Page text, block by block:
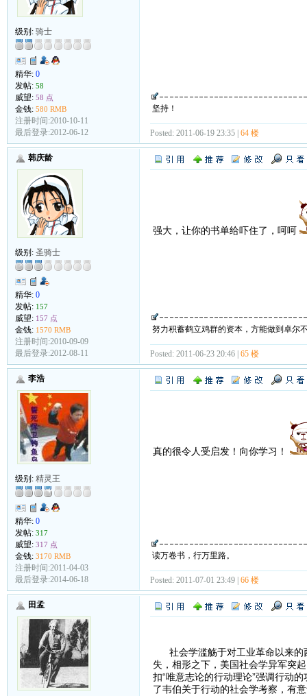
级别: 骑士
精华: 0
发帖: 58
威望: 58 点
金钱: 580 RMB
注册时间:2010-10-11
最后登录:2012-06-12
坚持！
Posted: 2011-06-19 23:35 | 64 楼
韩庆龄
级别: 圣骑士
精华: 0
发帖: 157
威望: 157 点
金钱: 1570 RMB
注册时间:2010-09-09
最后登录:2012-08-11
强大，让你的书单给吓住了，呵呵
努力积蓄鹤立鸡群的资本，方能做到卓尔
Posted: 2011-06-23 20:46 | 65 楼
李浩
级别: 精灵王
精华: 0
发帖: 317
威望: 317 点
金钱: 3170 RMB
注册时间:2011-04-03
最后登录:2014-06-18
真的很令人受启发！向你学习！
读万卷书，行万里路。
Posted: 2011-07-01 23:49 | 66 楼
田孟
社会学滥觞于对工业革命以来的
失，相形之下，美国社会学异军突
扣“唯意志论的行动理论”强调行动
了韦伯关于行动的社会学考察，有